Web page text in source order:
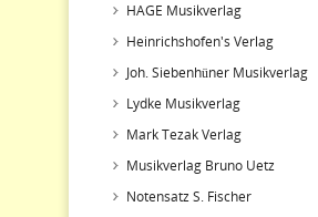
HAGE Musikverlag
Heinrichshofen's Verlag
Joh. Siebenhüner Musikverlag
Lydke Musikverlag
Mark Tezak Verlag
Musikverlag Bruno Uetz
Notensatz S. Fischer